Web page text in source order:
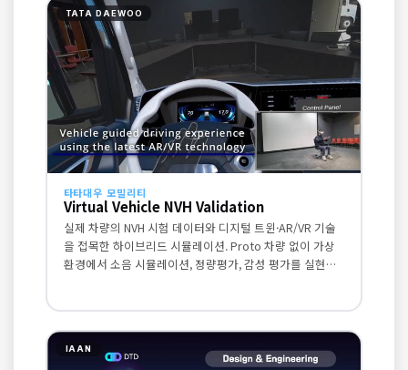
TATA DAEWOO
타타대우 모빌리티
Virtual Vehicle NVH Validation
실제 차량의 NVH 시험 데이터와 디지털 트윈·AR/VR 기술
을 접목한 하이브리드 시뮬레이션. Proto 차량 없이 가상
환경에서 소음 시뮬레이션, 정량평가, 감성 평가를 실현합
IAAN